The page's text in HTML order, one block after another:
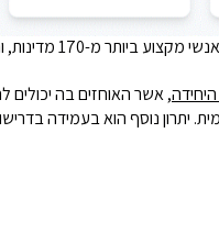
יתרון נוסף הוא בעמידה